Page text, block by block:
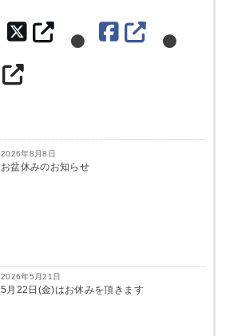
2026年8月8日
お盆休みのお知らせ
2026年5月21日
5月22日(金)はお休みを頂きます